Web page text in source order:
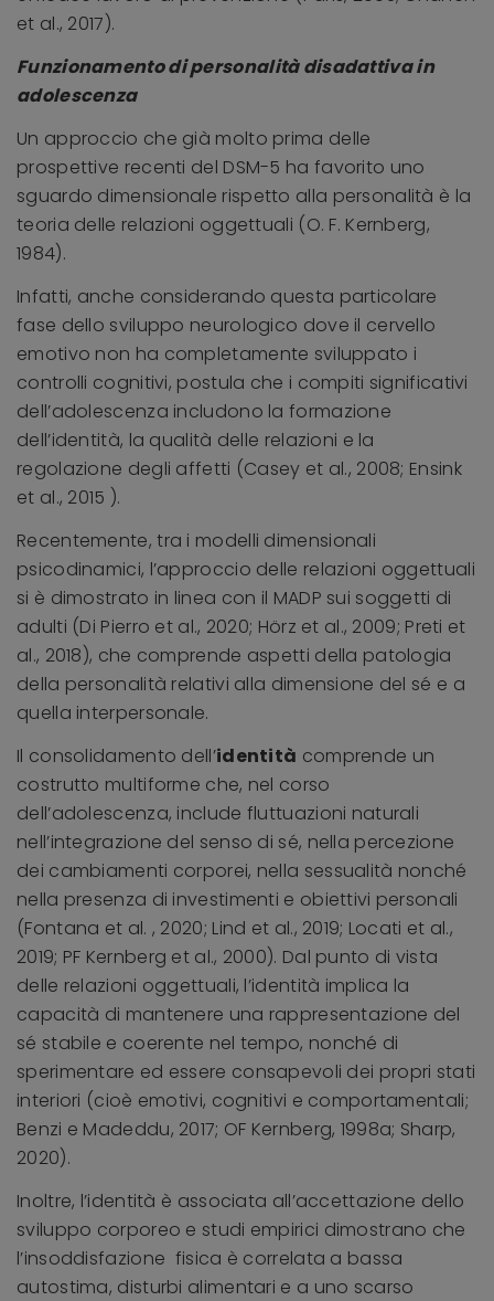
et al., 2017).
Funzionamento di personalità disadattiva in
adolescenza
Un approccio che già molto prima delle
prospettive recenti del DSM-5 ha favorito uno
sguardo dimensionale rispetto alla personalità è la
teoria delle relazioni oggettuali (O. F. Kernberg,
1984).
Infatti, anche considerando questa particolare
fase dello sviluppo neurologico dove il cervello
emotivo non ha completamente sviluppato i
controlli cognitivi, postula che i compiti significativi
dell’adolescenza includono la formazione
dell’identità, la qualità delle relazioni e la
regolazione degli affetti (Casey et al., 2008; Ensink
et al., 2015 ).
Recentemente, tra i modelli dimensionali
psicodinamici, l’approccio delle relazioni oggettuali
si è dimostrato in linea con il MADP sui soggetti di
adulti (Di Pierro et al., 2020; Hörz et al., 2009; Preti et
al., 2018), che comprende aspetti della patologia
della personalità relativi alla dimensione del sé e a
quella interpersonale.
Il consolidamento dell’identità comprende un
costrutto multiforme che, nel corso
dell’adolescenza, include fluttuazioni naturali
nell’integrazione del senso di sé, nella percezione
dei cambiamenti corporei, nella sessualità nonché
nella presenza di investimenti e obiettivi personali
(Fontana et al. , 2020; Lind et al., 2019; Locati et al.,
2019; PF Kernberg et al., 2000). Dal punto di vista
delle relazioni oggettuali, l’identità implica la
capacità di mantenere una rappresentazione del
sé stabile e coerente nel tempo, nonché di
sperimentare ed essere consapevoli dei propri stati
interiori (cioè emotivi, cognitivi e comportamentali;
Benzi e Madeddu, 2017; OF Kernberg, 1998a; Sharp,
2020).
Inoltre, l’identità è associata all’accettazione dello
sviluppo corporeo e studi empirici dimostrano che
l’insoddisfazione fisica è correlata a bassa
autostima, disturbi alimentari e a uno scarso